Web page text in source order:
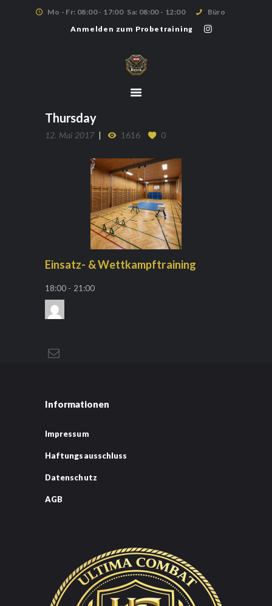
Mo - Fr: 08:00 - 17:00 Sa: 08:00 - 12:00
Büro
Anmelden zum Probetraining
TRAININGSPLAN
ÜBER UNS
ANMELDUNG
Thursday
12. Mai 2017 1616 0
Einsatz- & Wettkampftraining
18:00 - 21:00
Informationen
Impressum
Haftungsausschluss
Datenschutz
AGB